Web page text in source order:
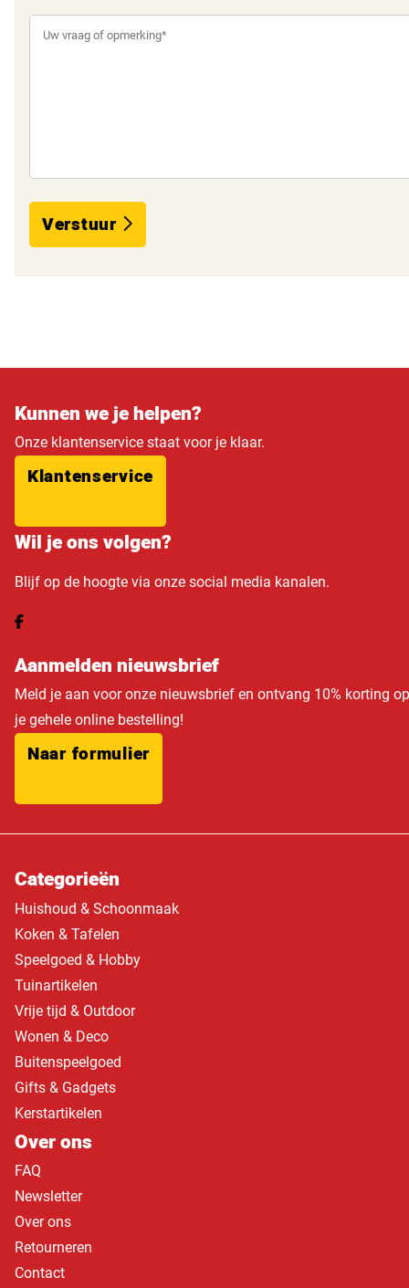
Verstuur
Kunnen we je helpen?
Onze klantenservice staat voor je klaar.
Klantenservice
Wil je ons volgen?
Blijf op de hoogte via onze social media kanalen.
Aanmelden nieuwsbrief
Meld je aan voor onze nieuwsbrief en ontvang 10% korting op
je gehele online bestelling!
Naar formulier
Categorieën
Huishoud & Schoonmaak
Koken & Tafelen
Speelgoed & Hobby
Tuinartikelen
Vrije tijd & Outdoor
Wonen & Deco
Buitenspeelgoed
Gifts & Gadgets
Kerstartikelen
Over ons
FAQ
Newsletter
Over ons
Retourneren
Contact